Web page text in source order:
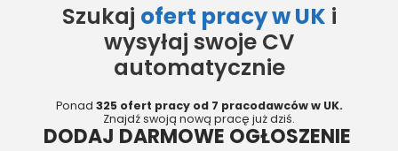
Szukaj ofert pracy w UK i
wysyłaj swoje CV
automatycznie
Ponad 325 ofert pracy od 7 pracodawców w UK.
Znajdź swoją nową pracę już dziś.
DODAJ DARMOWE OGŁOSZENIE